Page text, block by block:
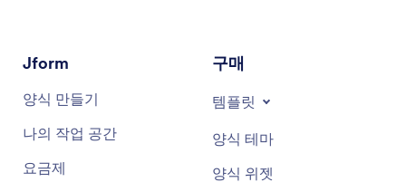
Jform
양식 만들기
나의 작업 공간
요금제
구매
템플릿
양식 테마
양식 위젯